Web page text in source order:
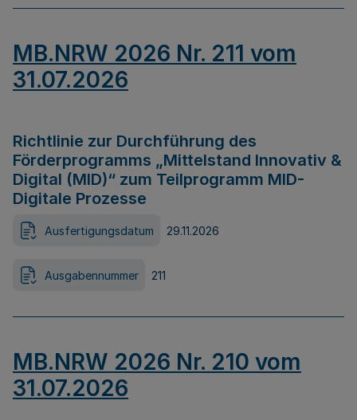
MB.NRW 2026 Nr. 211 vom
31.07.2026
Richtlinie zur Durchführung des
Förderprogramms „Mittelstand Innovativ &
Digital (MID)“ zum Teilprogramm MID-
Digitale Prozesse
Ausfertigungsdatum 29.11.2026
Ausgabennummer 211
MB.NRW 2026 Nr. 210 vom
31.07.2026